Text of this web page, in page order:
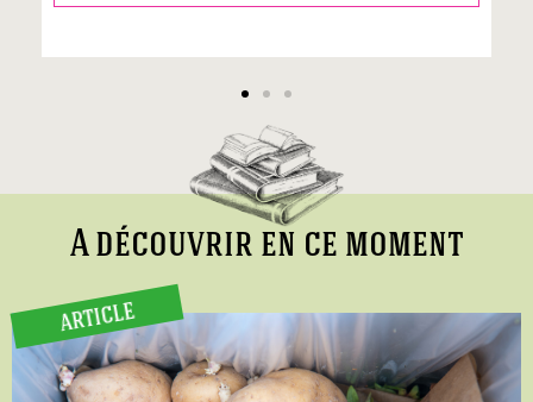
A découvrir en ce moment
ARTICLE